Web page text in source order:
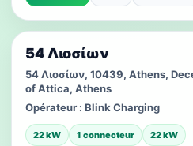
54 Λιοσίων
54 Λιοσίων, 10439, Athens,
of Attica, Athens
Opérateur : Blink Charging
22 kW 1 connecteur 22 kW